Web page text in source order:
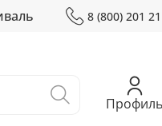
8 (800) 201
Профиль